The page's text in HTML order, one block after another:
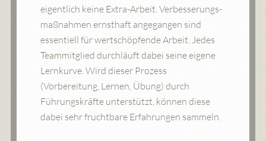
eigentlich keine Extra-Arbeit. Verbesserungs-
maßnahmen ernsthaft angegangen sind
essentiell für wertschöpfende Arbeit. Jedes
Teammitglied durchläuft dabei seine eigene
Lernkurve. Wird dieser Prozess
(Vorbereitung, Lernen, Übung) durch
Führungskräfte unterstützt, können diese
dabei sehr fruchtbare Erfahrungen sammeln.